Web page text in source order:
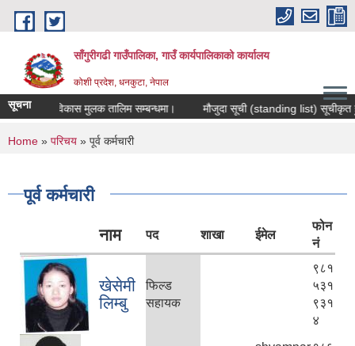
Skip to main content
साँगुरीगढी गाउँपालिका, गाउँ कार्यपालिकाको कार्यालय
कोशी प्रदेश, धनकुटा, नेपाल
सूचना
सिप विकास मुलक तालिम सम्बन्धमा। मौजुदा सूची (standing list) सूचीकृत हुन
You are here
Home » परिचय » पूर्व कर्मचारी
पूर्व कर्मचारी
नाम पद शाखा ईमेल
फोन
नं
खेसेमी
लिम्बु
फिल्ड
सहायक
९८१
५३१
९३१
४